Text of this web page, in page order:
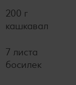
200 г
кашкавал
7 листа
босилек